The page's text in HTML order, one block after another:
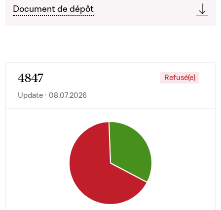
Document de dépôt
4847
Refusé(e)
Update · 08.07.2026